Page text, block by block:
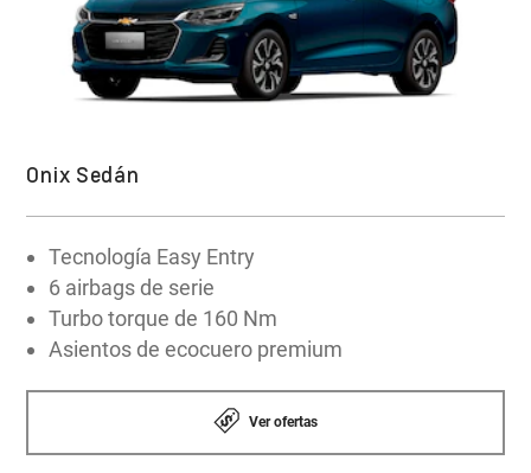
Onix Sedán
Tecnología Easy Entry
6 airbags de serie
Turbo torque de 160 Nm
Asientos de ecocuero premium
Ver ofertas